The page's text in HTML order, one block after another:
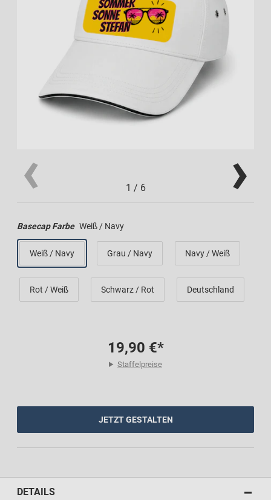
1 / 6
Basecap Farbe Weiß / Navy
Weiß / Navy Grau / Navy Navy / Weiß
Rot / Weiß Schwarz / Rot Deutschland
19,90 €*
Staffelpreise
JETZT GESTALTEN
DETAILS